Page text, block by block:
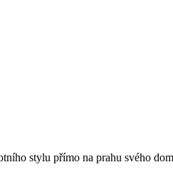
stylu přímo na prahu svého